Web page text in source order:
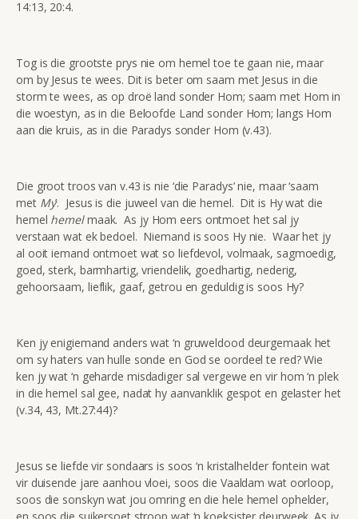
14:13, 20:4.
Tog is die grootste prys nie om hemel toe te gaan nie, maar
om by Jesus te wees. Dit is beter om saam met Jesus in die
storm te wees, as op droë land sonder Hom; saam met Hom in
die woestyn, as in die Beloofde Land sonder Hom; langs Hom
aan die kruis, as in die Paradys sonder Hom (v.43).
Die groot troos van v.43 is nie ‘die Paradys’ nie, maar ‘saam
met My’. Jesus is die juweel van die hemel. Dit is Hy wat die
hemel hemelmaak. As jy Hom eers ontmoet het sal jy
verstaan wat ek bedoel. Niemand is soos Hy nie. Waar het jy
al ooit iemand ontmoet wat so liefdevol, volmaak, sagmoedig,
goed, sterk, barmhartig, vriendelik, goedhartig, nederig,
gehoorsaam, lieflik, gaaf, getrou en geduldig is soos Hy?
Ken jy enigiemand anders wat ‘n gruweldood deurgemaak het
om sy haters van hulle sonde en God se oordeel te red? Wie
ken jy wat ‘n geharde misdadiger sal vergewe en vir hom ‘n plek
in die hemel sal gee, nadat hy aanvanklik gespot en gelaster het
(v.34, 43, Mt.27:44)?
Jesus se liefde vir sondaars is soos ‘n kristalhelder fontein wat
vir duisende jare aanhou vloei, soos die Vaaldam wat oorloop,
soos die sonskyn wat jou omring en die hele hemel ophelder,
en soos die suikersoet stroop wat ‘n koeksister deurweek. As jy